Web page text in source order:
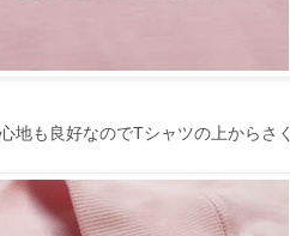
地も良好なのでTシャツの上からさ